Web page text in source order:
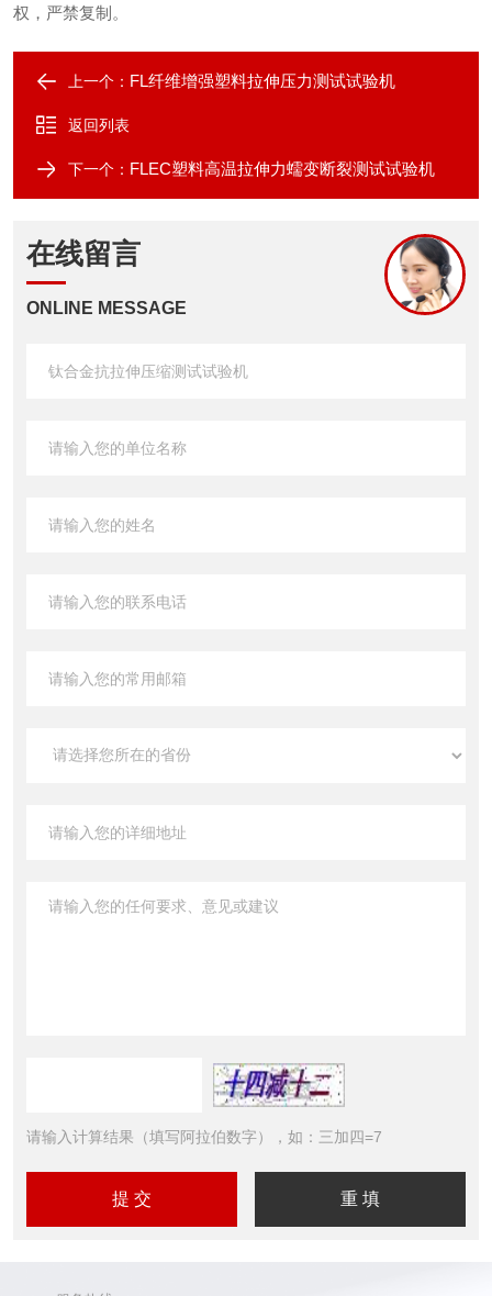
权，严禁复制。
上一个： FL纤维增强塑料拉伸压力测试试验机
返回列表
下一个： FLEC塑料高温拉伸力蠕变断裂测试试验机
在线留言
ONLINE MESSAGE
请输入计算结果（填写阿拉伯数字），如：三加四=7